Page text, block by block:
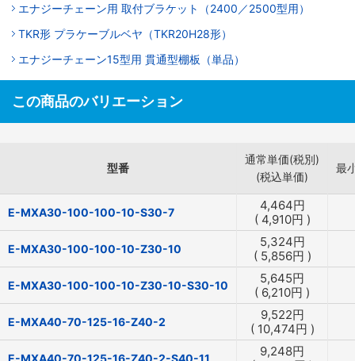
エナジーチェーン用 取付ブラケット（2400／2500型用）
TKR形 プラケーブルベヤ（TKR20H28形）
エナジーチェーン15型用 貫通型棚板（単品）
この商品のバリエーション
型番
通常単価(税別)
(税込単価)
最
E-MXA30-100-100-10-S30-7 4,464円
( 4,910円 )
E-MXA30-100-100-10-Z30-10 5,324円
( 5,856円 )
E-MXA30-100-100-10-Z30-10-S30-10 5,645円
( 6,210円 )
E-MXA40-70-125-16-Z40-2 9,522円
( 10,474円 )
E-MXA40-70-125-16-Z40-2-S40-11 9,248円